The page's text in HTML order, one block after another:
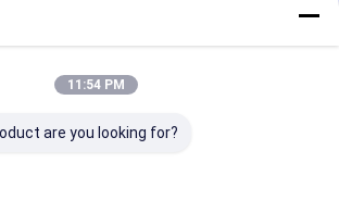
11:54 PM
are you looking for?